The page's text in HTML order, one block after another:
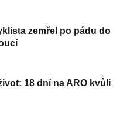
zemřel po pádu do
18 dní na ARO kvůli